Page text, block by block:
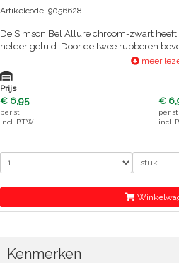
Artikelcode: 9056628
De Simson Bel Allure chroom-zwart
helder geluid. Door de twee rubberen
vrijwel iedere fiets te bevestigen zonder
meer
Prijs
€ 6,95
per st
incl. BTW
€
per
incl.
Kenmerken